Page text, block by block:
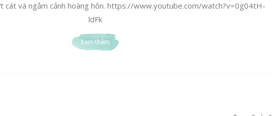
và ngắm cảnh hoàng hôn. https://www.youtube.com/watch?v=0g04tH-
ldFk
Xem thêm